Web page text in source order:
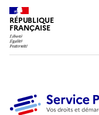
RÉPUBLIQUE
FRANÇAISE